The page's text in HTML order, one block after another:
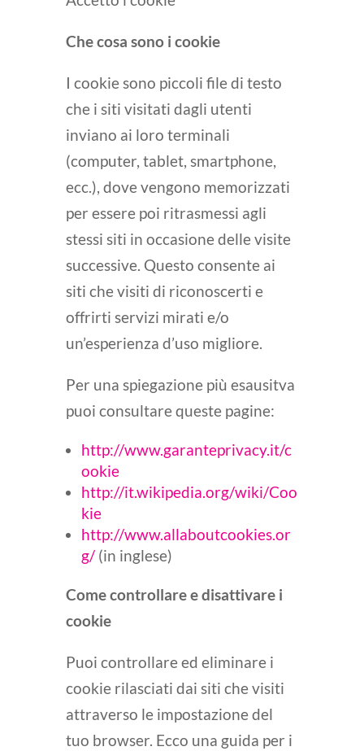
Che cosa sono i cookie
I cookie sono piccoli file di testo
che i siti visitati dagli utenti
inviano ai loro terminali
(computer, tablet, smartphone,
ecc.), dove vengono memorizzati
per essere poi ritrasmessi agli
stessi siti in occasione delle visite
successive. Questo consente ai
siti che visiti di riconoscerti e
offrirti servizi mirati e/o
un’esperienza d’uso migliore.
Per una spiegazione più esausitva
puoi consultare queste pagine:
http://www.garanteprivacy.it/c
ookie
http://it.wikipedia.org/wiki/Coo
kie
http://www.allaboutcookies.or
g/(in inglese)
Come controllare e disattivare i
cookie
Puoi controllare ed eliminare i
cookie rilasciati dai siti che visiti
attraverso le impostazione del
tuo browser. Ecco una guida per i